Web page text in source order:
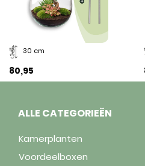
30 cm
80,95
ALLE CATEGORIEËN
Kamerplanten
Voordeelboxen